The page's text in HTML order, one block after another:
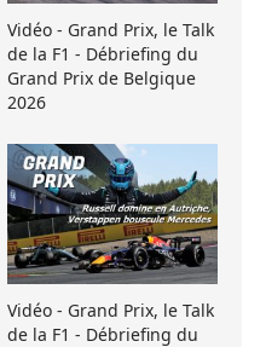
Vidéo - Grand Prix, le Talk
de la F1 - Débriefing du
Grand Prix de Belgique
2026
Vidéo - Grand Prix, le Talk
de la F1 - Débriefing du